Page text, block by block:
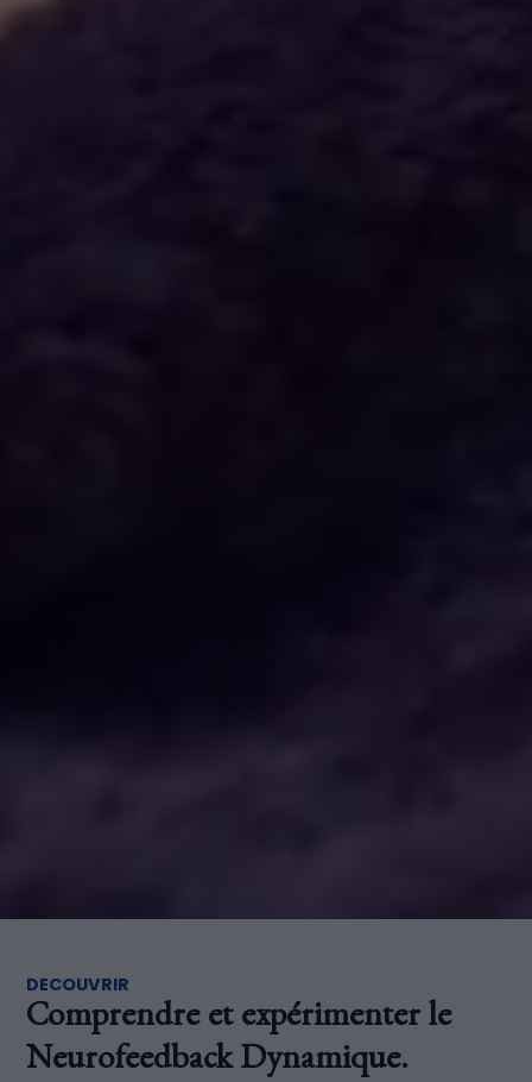
DECOUVRIR
Comprendre et expérimenter le
Neurofeedback Dynamique.